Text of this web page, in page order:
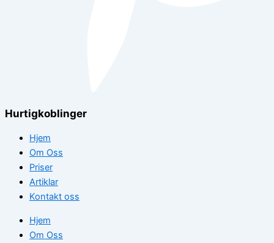
Hurtigkoblinger
Hjem
Om Oss
Priser
Artiklar
Kontakt oss
Hjem
Om Oss